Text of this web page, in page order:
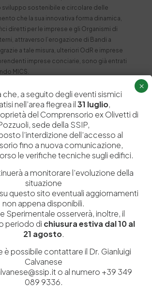
sviluppo sostenibile e circolare delle
che la sua innovativa forma dinamica,
diretti per le imprese e gli Organismi di
attraverso l’erogazione di Bandi a
a tale misura, ulteriori OdR e imprese
imprese conciarie, sono già entrati
MICS.
Regio Decreto nel 1885, la Stazione
che, a seguito degli eventi sismici
nell’area flegrea il31 luglio,
del Comprensorio ex Olivetti di
sede della SSIP,
l’interdizione dell’accesso al
fino a nuova comunicazione,
le verifiche tecniche sugli edifici.
a monitorare l’evoluzione della
situazione
questo sito eventuali aggiornamenti
non appena disponibili.
Sperimentale osserverà, inoltre, il
periodo di chiusura estiva dal 10 al
21 agosto.
è possibile contattare il Dr. Gianluigi
Calvanese
o al numero +39 349
089 9336.
×